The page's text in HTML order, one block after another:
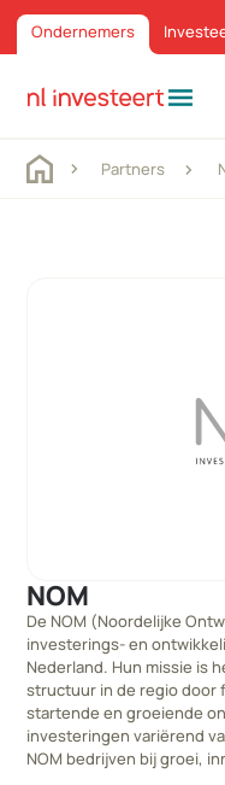
Ondernemers
menu
Partners
NOM
De NOM (Noordelijke
investerings- en
Nederland. Hun missie is
structuur in de regio door
startende en groeiende
investeringen variërend
NOM bedrijven bij groei,